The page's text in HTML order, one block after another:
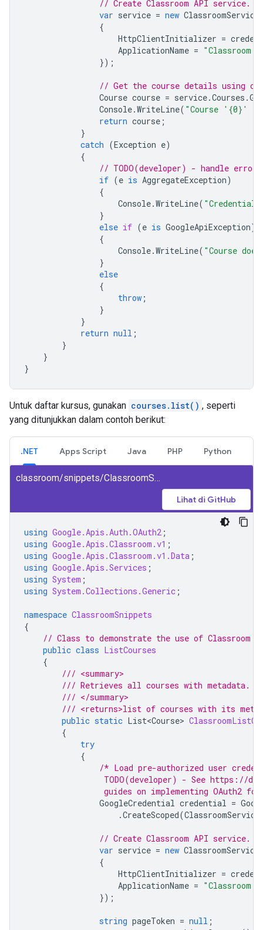
// Create Classroom API service.
var service = new ClassroomService
{
HttpClientInitializer =
ApplicationName = "Classroom
});
// Get the course details using
Course course = service.Courses .
Console.WriteLine( "Course '{0}'
return course ;
}
catch (Exception e)
{
// TODO(developer) - handle error
if (e is AggregateException)
{
Console.WriteLine( "Credential
}
else if (e is GoogleApiException)
{
Console.WriteLine( "Course
}
else
{
throw ;
}
}
return null ;
}
}
}
Untuk daftar kursus, gunakan courses.list() , seperti
yang ditunjukkan dalam contoh berikut:
.NET Apps Script Java PHP Python
classroom/snippets/ClassroomSnippets/ListCourses.cs
Lihat di GitHub
using Google.Apis.Auth.OAuth2 ;
using Google.Apis.Classroom.v1 ;
using Google.Apis.Classroom.v1.Data ;
using Google.Apis.Services ;
using System ;
using System.Collections.Generic ;
namespace ClassroomSnippets
{
// Class to demonstrate the use of Classroom
public class ListCourses
{
/// <summary>
/// Retrieves all courses with metadata.
/// </summary>
/// <returns>list of courses with its
public static List<Course>
{
try
{
/* Load pre-authorized user
TODO(developer) - See https://
guides on implementing OAuth2
GoogleCredential credential =
.CreateScoped(ClassroomService
// Create Classroom API service.
var service = new ClassroomService
{
HttpClientInitializer =
ApplicationName = "Classroom
});
string pageToken = null ;